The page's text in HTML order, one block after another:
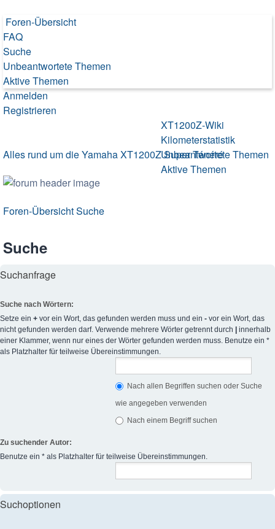
Foren-Übersicht
FAQ
Suche
Unbeantwortete Themen
Aktive Themen
Anmelden
Registrieren
XT1200Z-Wiki
Kilometerstatistik
Unbeantwortete Themen
Aktive Themen
Alles rund um die Yamaha XT1200Z Super Ténéré
Foren-ÜbersichtSuche
Suche
Suchanfrage
Suche nach Wörtern:
Setze ein + vor ein Wort, das gefunden werden muss und ein - vor ein Wort, das
nicht gefunden werden darf. Verwende mehrere Wörter getrennt durch
innerhalb
einer Klammer, wenn nur eines der Wörter gefunden werden muss. Benutze ein *
als Platzhalter für teilweise Übereinstimmungen.
Nach allen Begriffen suchen oder Suche
wie angegeben verwenden
Nach einem Begriff suchen
Zu suchender Autor:
Benutze ein * als Platzhalter für teilweise Übereinstimmungen.
Suchoptionen